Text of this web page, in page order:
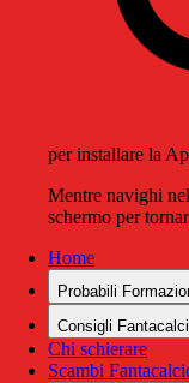
per installare la
Mentre navighi
schermo per
Home
Probabili
Consigli
Chi schierare
Scambi